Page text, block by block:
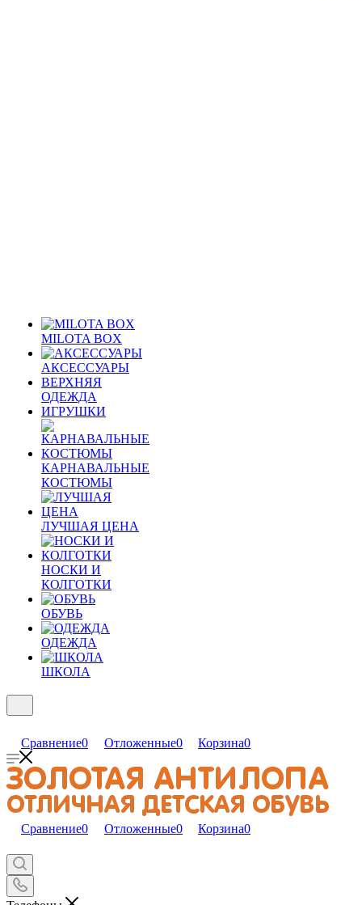
MILOTA BOX
АКСЕССУАРЫ
ВЕРХНЯЯ
ОДЕЖДА
ИГРУШКИ
КАРНАВАЛЬНЫЕ
КОСТЮМЫ
ЛУЧШАЯ ЦЕНА
НОСКИ И
КОЛГОТКИ
ОБУВЬ
ОДЕЖДА
ШКОЛА
Сравнение0 Отложенные0 Корзина0
Сравнение0 Отложенные0 Корзина0